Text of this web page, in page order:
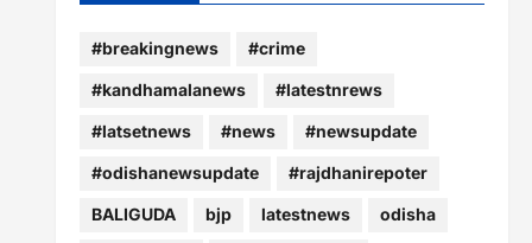
#breakingnews #crime
#kandhamalanews #latestnrews
#latsetnews #news #newsupdate
#odishanewsupdate #rajdhanirepoter
BALIGUDA bjp latestnews odisha